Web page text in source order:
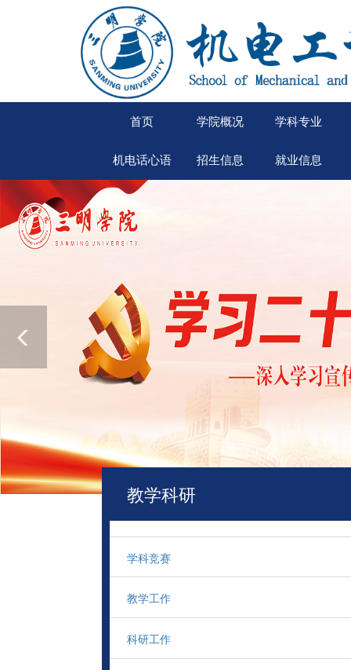
首页 学院概况 学科专业
机电话心语 招生信息 就业信息
教学科研
学科竞赛
教学工作
科研工作